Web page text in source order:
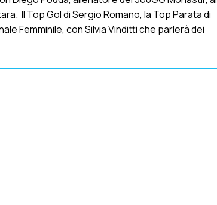
Il Top Gol di Sergio Romano, la Top Parata di
Femminile, con Silvia Vinditti che parlerà dei